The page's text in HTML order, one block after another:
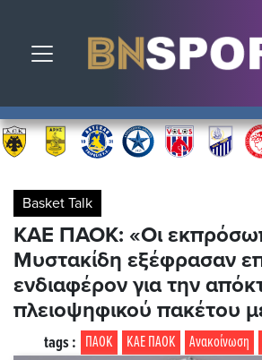
Toggle navigation
Basket Talk
ΚΑΕ ΠΑΟΚ: «Οι
Μυστακίδη εξέφρασαν
ενδιαφέρον για την
πλειοψηφικού πακέτου
Ανακοίνωση
ΚΑΕ ΠΑΟΚ
ΠΑΟΚ
tags :